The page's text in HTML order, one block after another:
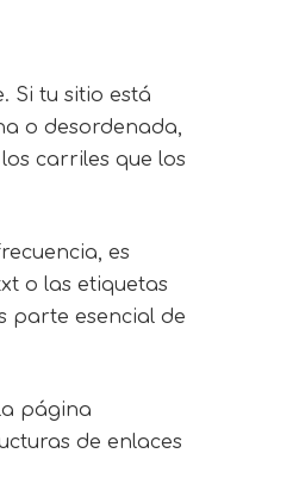
Si tu sitio está
o desordenada,
carriles que los
es
o las etiquetas
parte esencial de
página
de enlaces